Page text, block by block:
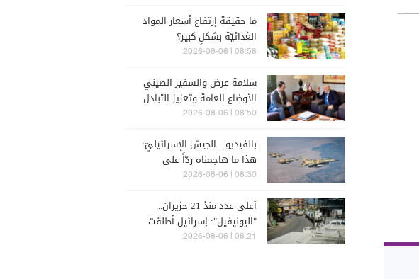
ما حقيقة إرتفاع أسعار المواد
الغذائيّة بشكلٍ كبير؟
08:58 | 2026-08-06
سلامة عرض والسفير الصيني
الأوضاع العامة وتعزيز التبادل
الثقافي
08:50 | 2026-08-06
بالفيديو... الجيش الإسرائيليّ:
هذا ما هاجمناه ردّاً على
"حادث مجدلزون"
08:30 | 2026-08-06
أعلى عدد منذ 21 حزيران...
"اليونيفيل": إسرائيل أطلقت
113 مقذوفاً أمس
08:21 | 2026-08-06